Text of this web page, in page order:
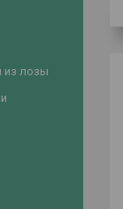
из лозы